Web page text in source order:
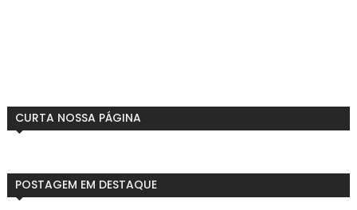
CURTA NOSSA PÁGINA
POSTAGEM EM DESTAQUE